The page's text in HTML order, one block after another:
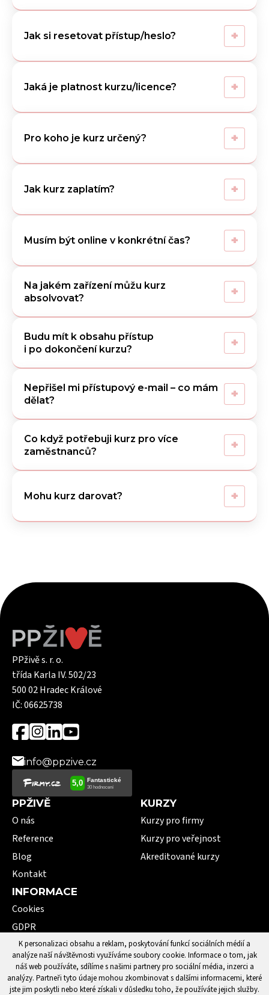
Jak si resetovat přístup/heslo? +
Jaká je platnost kurzu/licence? +
Pro koho je kurz určený? +
Jak kurz zaplatím? +
Musím být online v konkrétní čas? +
Na jakém zařízení můžu kurz
absolvovat?
+
Budu mít k obsahu přístup
i po dokončení kurzu?
+
Nepřišel mi přístupový e-mail – co mám
dělat?
+
Co když potřebuji kurz pro více
zaměstnanců?
+
Mohu kurz darovat? +
K personalizaci obsahu a reklam, poskytování funkcí sociálních médií a
analýze naší návštěvnosti využíváme soubory cookie. Informace o tom, jak
náš web používáte, sdílíme s našimi partnery pro sociální média, inzerci a
analýzy. Partneři tyto údaje mohou zkombinovat s dalšími informacemi, které
jste jim poskytli nebo které získali v důsledku toho, že používáte jejich služby.
PPživě s. r. o.
třída Karla IV. 502/23
500 02 Hradec Králové
IČ: 06625738
info@ppzive.cz
PPŽIVĚ
O nás
Reference
Blog
Kontakt
KURZY
Kurzy pro firmy
Kurzy pro veřejnost
Akreditované kurzy
INFORMACE
Cookies
GDPR
VOP
101 pojmů první pomoci